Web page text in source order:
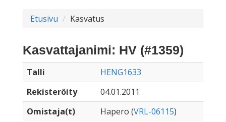
Etusivu Kasvatus
Kasvattajanimi: HV (#1359)
Talli
HENG1633
Rekisteröity
04.01.2011
Omistaja(t)
Hapero (VRL-06115)